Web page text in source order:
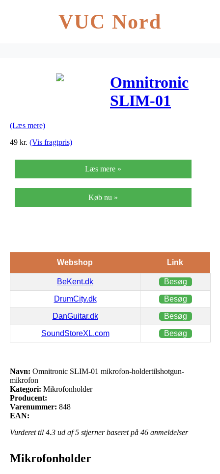
VUC Nord
Omnitronic
SLIM-01
mikrofon
(Læs mere)
49 kr. (Vis fragtpris)
Læs mere »
Køb nu »
Webshop Link
BeKent.dk Besøg
DrumCity.dk Besøg
DanGuitar.dk Besøg
SoundStoreXL.com Besøg
Navn: Omnitronic SLIM-01 mikrofon-holdertilshotgun-
mikrofon
Kategori: Mikrofonholder
Producent:
Varenummer: 848
EAN:
Vurderet til 4.3 ud af 5 stjerner baseret på 46 anmeldelser
Mikrofonholder